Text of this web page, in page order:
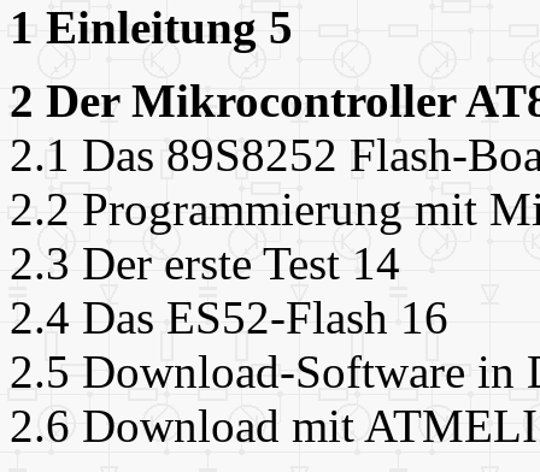
1 Einleitung 5
2 Der Mikrocontroller
2.1 Das 89S8252 Flash-
2.2 Programmierung mit
2.3 Der erste Test 14
2.4 Das ES52-Flash 16
2.5 Download-Software in
2.6 Download mit